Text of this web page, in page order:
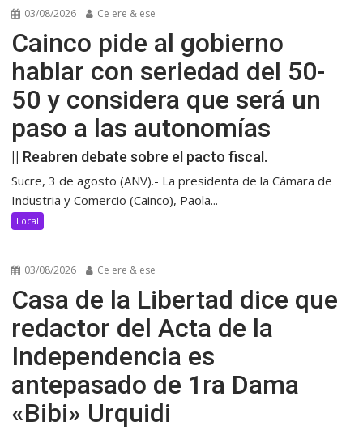
03/08/2026 Ce ere & ese
Cainco pide al gobierno
hablar con seriedad del 50-
50 y considera que será un
paso a las autonomías
|| Reabren debate sobre el pacto fiscal.
Sucre, 3 de agosto (ANV).- La presidenta de la Cámara de
Industria y Comercio (Cainco), Paola...
Local
03/08/2026 Ce ere & ese
Casa de la Libertad dice que
redactor del Acta de la
Independencia es
antepasado de 1ra Dama
«Bibi» Urquidi